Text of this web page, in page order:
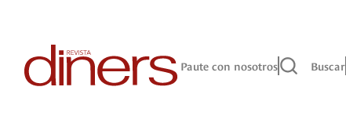
Paute con nosotros Buscar